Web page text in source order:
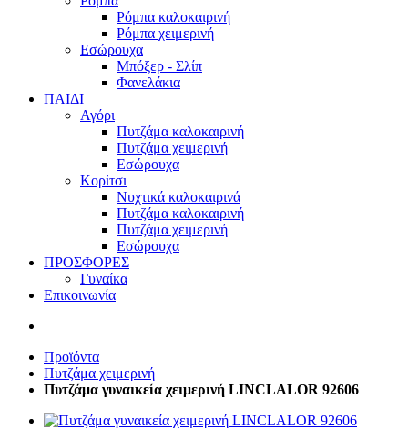
Ρόμπα καλοκαιρινή
Ρόμπα χειμερινή
Εσώρουχα
Μπόξερ - Σλίπ
Φανελάκια
ΠΑΙΔΙ
Αγόρι
Πυτζάμα καλοκαιρινή
Πυτζάμα χειμερινή
Εσώρουχα
Κορίτσι
Νυχτικά καλοκαιρινά
Πυτζάμα καλοκαιρινή
Πυτζάμα χειμερινή
Εσώρουχα
ΠΡΟΣΦΟΡΕΣ
Γυναίκα
Επικοινωνία
Προϊόντα
Πυτζάμα χειμερινή
Πυτζάμα γυναικεία χειμερινή LINCLALOR 92606